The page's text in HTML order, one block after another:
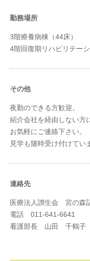
勤務場所
3階療養病棟（44床）
4階回復期リハビリテー
その他
夜勤のできる方歓迎。
紹介会社を経由しない方
お気軽にご連絡下さい。
見学も随時受け付けてい
連絡先
医療法人讃生会 宮の森
電話 011-641-6641
看護部長 山田 千鶴子